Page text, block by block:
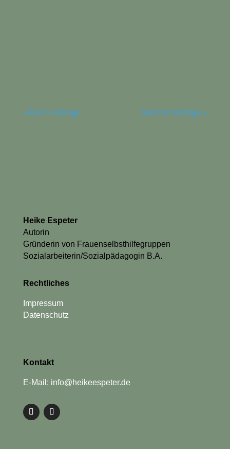
« Ältere Einträge Nächste Einträge »
Heike Espeter
Autorin
Gründerin von Frauenselbsthilfegruppen
Sozialarbeiterin/Sozialpädagogin B.A.
Rechtliches
Impressum
Datenschutz
Kontakt
E-Mail: info@heikeespeter.de